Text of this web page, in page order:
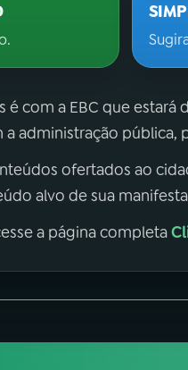
com a EBC que estará
administração pública,
ofertados ao
alvo de sua
a página completa